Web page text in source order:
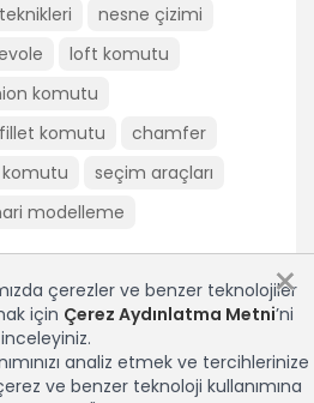
2
3
4
5
6
nesne çizimi
loft komutu
komutu
fillet komutu
chamfer
seçim araçları
modelleme
×
çerezler ve benzer teknolojiler
için Çerez Aydınlatma Metni’ni
inceleyiniz.
analiz etmek ve tercihlerinize
ve benzer teknoloji kullanımına